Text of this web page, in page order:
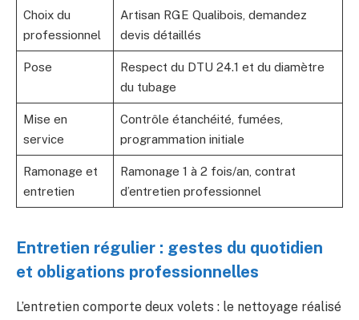
Choix du
professionnel
Artisan RGE Qualibois, demandez
devis détaillés
Pose
Respect du DTU 24.1 et du diamètre
du tubage
Mise en
service
Contrôle étanchéité, fumées,
programmation initiale
Ramonage et
entretien
Ramonage 1 à 2 fois/an, contrat
d’entretien professionnel
Entretien régulier : gestes du quotidien
et obligations professionnelles
L’entretien comporte deux volets : le nettoyage réalisé